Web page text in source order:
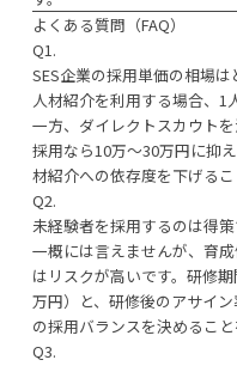
よくある質問（FAQ）
Q1.
SES企業の採用単価の相場は
人材紹介を利用する場合、1
一方、ダイレクトスカウト
採用なら10万〜30万円に抑
材紹介への依存度を下げる
Q2.
未経験者を採用するのは得策
一概には言えませんが、育
はリスクが高いです。研修
万円）と、研修後のアサイ
の採用バランスを決めること
Q3.